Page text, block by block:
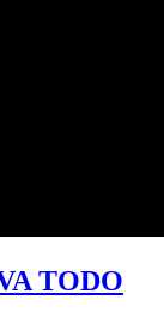
TODO